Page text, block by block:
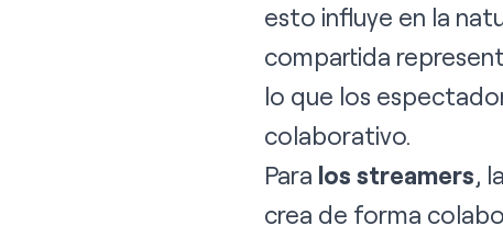
esto influye en la
compartida
lo que los
colaborativo.
Para los streamers,
crea de forma